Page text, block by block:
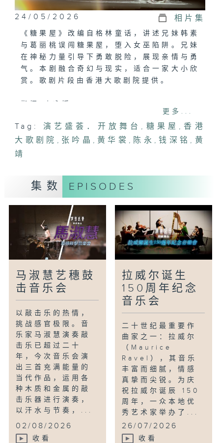
24/05/2026 相片集
《糖果屋》改编自格林童话，讲述兄妹韩素
与葛丽桃误闯糖果屋，堕入女巫陷阱。兄妹
在神秘力量引导下勇敢脱险，展现亲情与勇
气。本剧融合奇幻与现实，适合一家大小欣
赏。歌剧片段由香港大歌剧院提供。
舞台导演:穆尼
演出:
张吟晶
钱深铭
曾丽婷
香港大歌剧院儿童合唱团
香港大歌剧院交响乐团
更多...
Tag: 演艺盛荟．开放舞台 , 糖果屋 , 香港
大歌剧院 , 张吟晶 , 黄华裳 , 陈永 ,钱深铭 , 黄
靖
集数 EPISODES
马淑慧艺穗鼓
击音乐会
以敲击乐的热情，
挑战感官极限。音
乐家马淑慧演奏敲
击乐已超过二十
年，今次音乐会演
出三首充满能量的
当代作品，运用各
种木质和金属的敲
击乐器进行演奏，
以汗水与节奏，...
02/08/2026
收看
拉威尔诞生
150周年纪念
音乐会
二十世纪最重要作
曲家之一：拉威尔
（Maurice
Ravel），其音乐
丰富而细腻，情感
真挚而尖锐。为庆
祝拉威尔诞辰 150
周年，一众本地优
秀艺术家举办了...
26/07/2026
收看